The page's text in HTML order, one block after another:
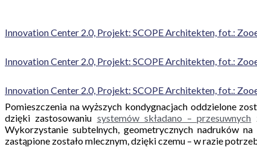
Innovation Center 2.0, Projekt: SCOPE Architekten, fot.:
Innovation Center 2.0, Projekt: SCOPE Architekten, fot.:
Innovation Center 2.0, Projekt: SCOPE Architekten, fot.:
Pomieszczenia na wyższych kondygnacjach oddzielone
dzięki zastosowaniu systemów składano – przesuwnych
Wykorzystanie subtelnych, geometrycznych nadruków
zastąpione zostało mlecznym, dzięki czemu – w razie